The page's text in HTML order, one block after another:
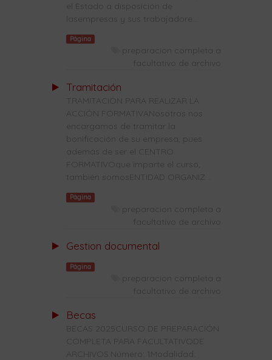
el Estado a disposición de
lasempresas y sus trabajadore...
Página
preparacion completa a
facultativo de archivo
Tramitación
TRAMITACIÓN PARA REALIZAR LA
ACCIÓN FORMATIVANosotros nos
encargamos de tramitar la
bonificación de su empresa, pues
además de ser el CENTRO
FORMATIVOque imparte el curso,
también somosENTIDAD ORGANIZ...
Página
preparacion completa a
facultativo de archivo
Gestion documental
Página
preparacion completa a
facultativo de archivo
Becas
BECAS 2025CURSO DE PREPARACIÓN
COMPLETA PARA FACULTATIVODE
ARCHIVOS:Número: 1Modalidad: